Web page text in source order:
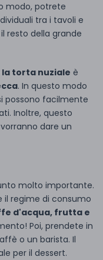
modo, potrete
tra i tavoli e
resto della grande
torta nuziale è
. In questo modo
possono facilmente
Inoltre, questo
dare un
molto importante.
il regime di consumo
d'acqua, frutta e
Poi, prendete in
o un barista. Il
per il dessert.